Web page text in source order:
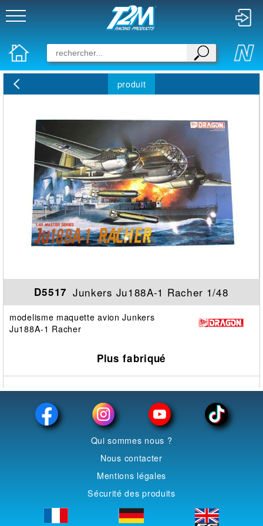
produit
D5517 Junkers Ju188A-1 Racher 1/48
modelisme maquette avion Junkers
Ju188A-1 Racher
Plus fabriqué
Qui sommes nous ?
Nous contacter
Mentions légales
Sécurité des produits